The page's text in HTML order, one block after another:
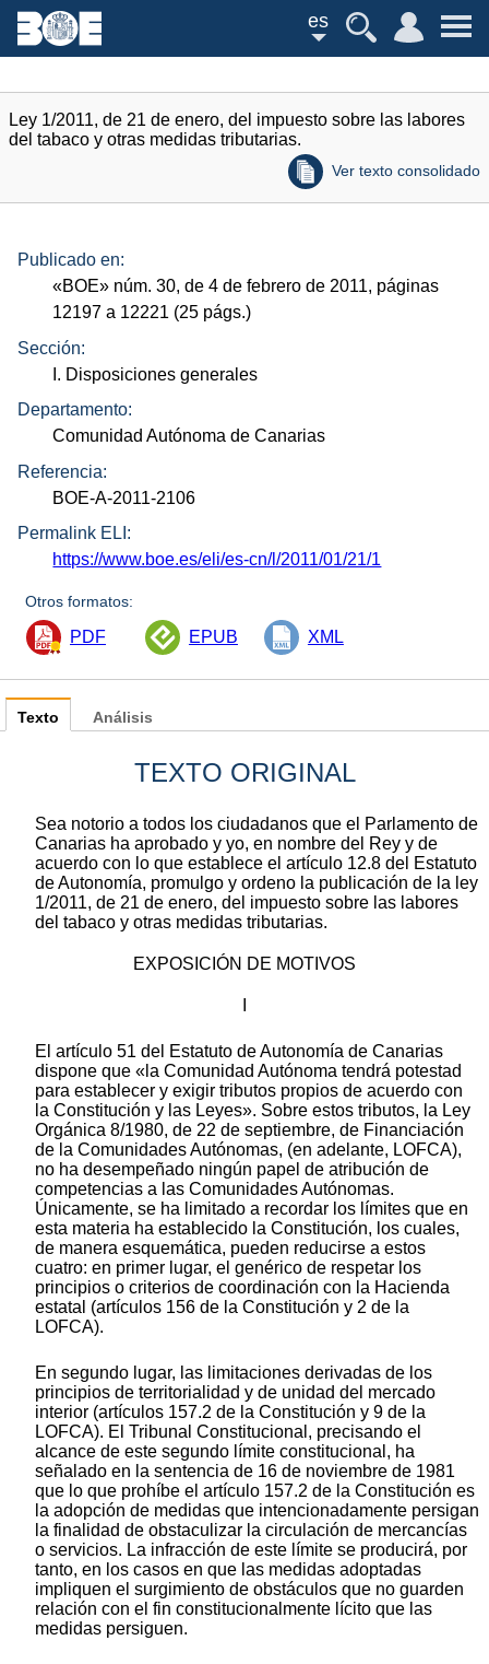
es
Ley 1/2011, de 21 de enero, del impuesto sobre las labores
del tabaco y otras medidas tributarias.
Ver texto consolidado
Publicado en:
«BOE» núm. 30, de 4 de febrero de 2011, páginas
12197 a 12221 (25 págs.)
Sección:
I. Disposiciones generales
Departamento:
Comunidad Autónoma de Canarias
Referencia:
BOE-A-2011-2106
Permalink ELI:
https://www.boe.es/eli/es-cn/l/2011/01/21/1
Otros formatos:
PDF EPUB XML
Texto
TEXTO ORIGINAL
Sea notorio a todos los ciudadanos que el Parlamento de
Canarias ha aprobado y yo, en nombre del Rey y de
acuerdo con lo que establece el artículo 12.8 del Estatuto
de Autonomía, promulgo y ordeno la publicación de la ley
1/2011, de 21 de enero, del impuesto sobre las labores
del tabaco y otras medidas tributarias.
EXPOSICIÓN DE MOTIVOS
El artículo 51 del Estatuto de Autonomía de Canarias
dispone que «la Comunidad Autónoma tendrá potestad
para establecer y exigir tributos propios de acuerdo con
la Constitución y las Leyes». Sobre estos tributos, la Ley
Orgánica 8/1980, de 22 de septiembre, de Financiación
de la Comunidades Autónomas, (en adelante, LOFCA),
no ha desempeñado ningún papel de atribución de
competencias a las Comunidades Autónomas.
Únicamente, se ha limitado a recordar los límites que en
esta materia ha establecido la Constitución, los cuales,
de manera esquemática, pueden reducirse a estos
cuatro: en primer lugar, el genérico de respetar los
principios o criterios de coordinación con la Hacienda
estatal (artículos 156 de la Constitución y 2 de la
LOFCA).
En segundo lugar, las limitaciones derivadas de los
principios de territorialidad y de unidad del mercado
interior (artículos 157.2 de la Constitución y 9 de la
LOFCA). El Tribunal Constitucional, precisando el
alcance de este segundo límite constitucional, ha
señalado en la sentencia de 16 de noviembre de 1981
que lo que prohíbe el artículo 157.2 de la Constitución es
la adopción de medidas que intencionadamente persigan
la finalidad de obstaculizar la circulación de mercancías
o servicios. La infracción de este límite se producirá, por
tanto, en los casos en que las medidas adoptadas
impliquen el surgimiento de obstáculos que no guarden
relación con el fin constitucionalmente lícito que las
medidas persiguen.
Análisis